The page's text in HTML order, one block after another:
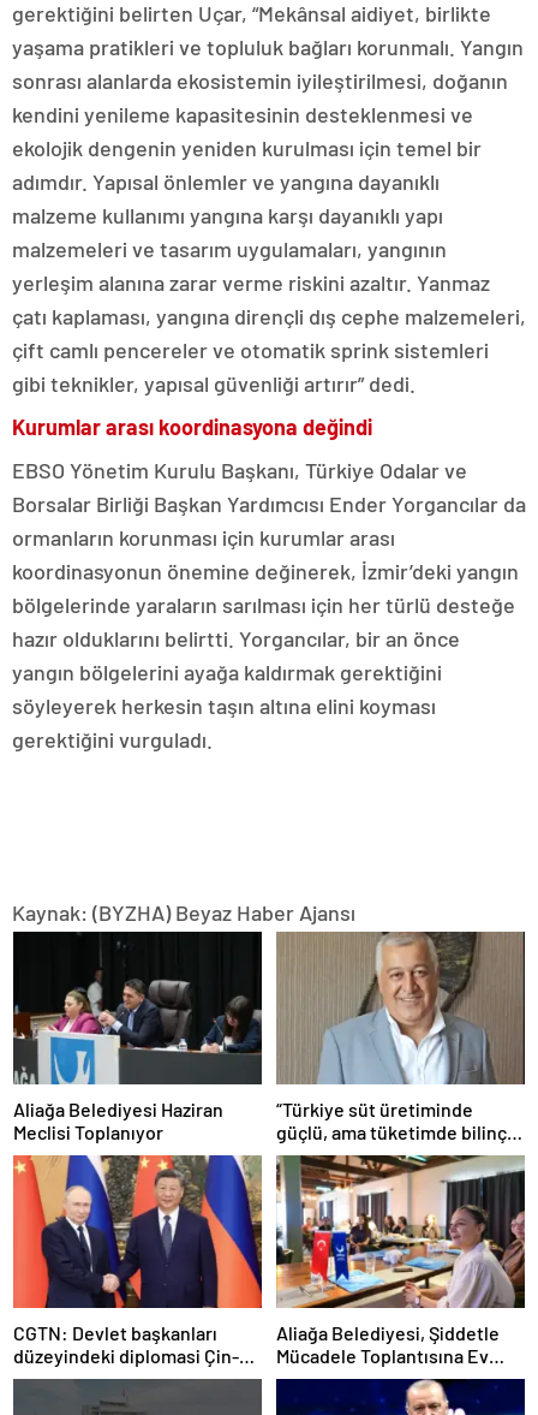
gerektiğini belirten Uçar, “Mekânsal aidiyet, birlikte
yaşama pratikleri ve topluluk bağları korunmalı. Yangın
sonrası alanlarda ekosistemin iyileştirilmesi, doğanın
kendini yenileme kapasitesinin desteklenmesi ve
ekolojik dengenin yeniden kurulması için temel bir
adımdır. Yapısal önlemler ve yangına dayanıklı
malzeme kullanımı yangına karşı dayanıklı yapı
malzemeleri ve tasarım uygulamaları, yangının
yerleşim alanına zarar verme riskini azaltır. Yanmaz
çatı kaplaması, yangına dirençli dış cephe malzemeleri,
çift camlı pencereler ve otomatik sprink sistemleri
gibi teknikler, yapısal güvenliği artırır” dedi.
Kurumlar arası koordinasyona değindi
EBSO Yönetim Kurulu Başkanı, Türkiye Odalar ve
Borsalar Birliği Başkan Yardımcısı Ender Yorgancılar da
ormanların korunması için kurumlar arası
koordinasyonun önemine değinerek, İzmir’deki yangın
bölgelerinde yaraların sarılması için her türlü desteğe
hazır olduklarını belirtti. Yorgancılar, bir an önce
yangın bölgelerini ayağa kaldırmak gerektiğini
söyleyerek herkesin taşın altına elini koyması
gerektiğini vurguladı.
Kaynak: (BYZHA) Beyaz Haber Ajansı
Aliağa Belediyesi Haziran
Meclisi Toplanıyor
“Türkiye süt üretiminde
güçlü, ama tüketimde bilinç
şart”
CGTN: Devlet başkanları
düzeyindeki diplomasi Çin-
Rusya arasındaki büyüyen
ortaklığı güçlendiriyor
Aliağa Belediyesi, Şiddetle
Mücadele Toplantısına Ev
Sahipliği Yaptı